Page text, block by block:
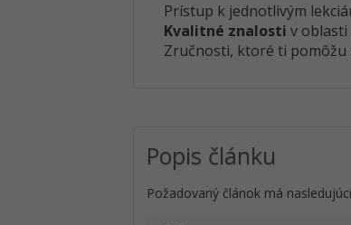
Prístup k jednotlivým
Kvalitné znalosti v oblasti
Zručnosti, ktoré ti pomôžu
Popis článku
Požadovaný článok má